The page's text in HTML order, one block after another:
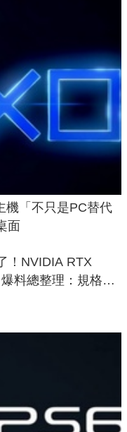
機「不只是PC替代
面
！NVIDIA RTX
料總整理：規格、